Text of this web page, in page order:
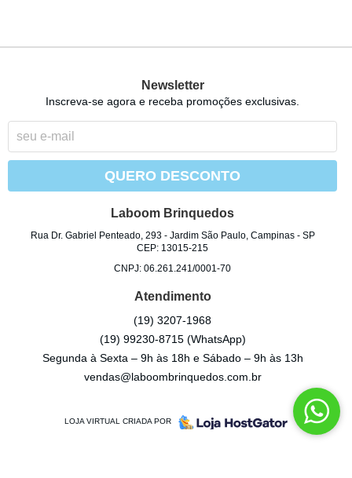
Newsletter
Inscreva-se agora e receba promoções exclusivas.
QUERO DESCONTO
Laboom Brinquedos
Rua Dr. Gabriel Penteado, 293- Jardim São Paulo, Campinas- SP
CEP: 13015-215
CNPJ: 06.261.241/0001-70
Atendimento
(19) 3207-1968
(19) 99230-8715 (WhatsApp)
Segunda à Sexta – 9h às 18h e Sábado – 9h às 13h
vendas@laboombrinquedos.com.br
LOJA VIRTUAL CRIADA POR